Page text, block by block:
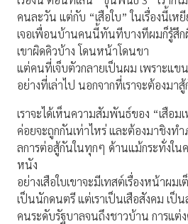
คนละวัน แต่กับ “เสือใบ” ในเรื่องนี้เห
เจอเพื่อนบ้านคนนี้ทันทีบางทีผมก็รู้สึ
เขาผิดคิวบ้าง โดนหน้าโดนขา
แต่คนที่เจ็บตัวกลายเป็นผม เพราะแข
อย่างที่เล่าไป นอกจากที่เราจะต้องมา
เราจะได้เห็นความสัมพันธ์ของ “เสือม
ค่อยจะถูกกันเท่าไหร่ และต้องมาชิงทำ
ลการต่อสู้กันในทุกๆ ด้านแม้กระทั่งใ
หนัง
อย่างเสือใบเขาจะมีเทสต์เรื่องหน้าผ
เป็นนักดนตรี แต่เราเป็นเสือสังคม เป็น
คนระดับรัฐบาลจนถึงชาวบ้าน การแต่